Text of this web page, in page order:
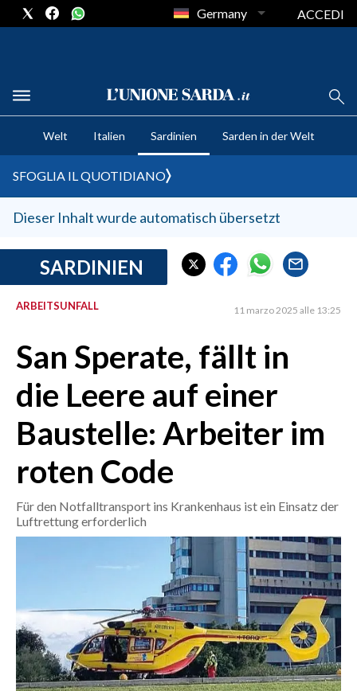
CRONACA SARDEGNA
CAGLIARI
SULCIS IGLESIENTE
MEDIO CAMPIDANO
SASSARI E PROVINCIA
GALLURA
NUORO E PROVINCIA
AGENDA
CRONACA
MONDO
POLITICA
ECONOMIA
BANDI
SPORT IN SARDEGNA
SPORT
Germany ACCEDI
Welt Italien Sardinien Sarden in der Welt
SFOGLIA IL QUOTIDIANO
Dieser Inhalt wurde automatisch übersetzt
SARDINIEN
ARBEITSUNFALL 11 marzo 2025 alle 13:25
San Sperate, fällt in
die Leere auf einer
Baustelle: Arbeiter im
roten Code
Für den Notfalltransport ins Krankenhaus ist ein Einsatz der
Luftrettung erforderlich